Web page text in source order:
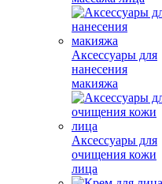
Аксессуары для
нанесения
макияжа
Аксессуары для
очищения кожи
лица